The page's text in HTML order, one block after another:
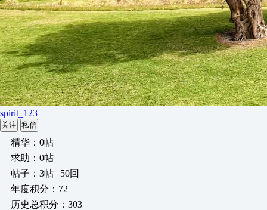
spirit_123
关注 私信
精华：0帖
求助：0帖
帖子：3帖 | 50回
年度积分：72
历史总积分：303